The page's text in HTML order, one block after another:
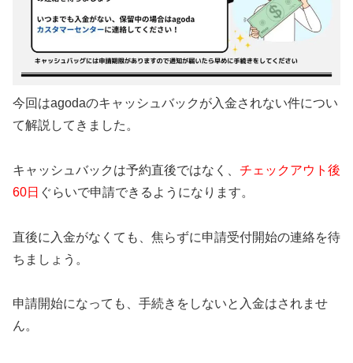
今回はagodaのキャッシュバックが入金されない件につい
て解説してきました。
キャッシュバックは予約直後ではなく、 チェックアウト後
60日 ぐらいで申請できるようになります。
直後に入金がなくても、焦らずに申請受付開始の連絡を待
ちましょう。
申請開始になっても、手続きをしないと入金はされませ
ん。